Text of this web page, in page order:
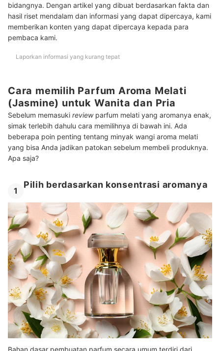
bidangnya. Dengan artikel yang dibuat berdasarkan fakta dan
hasil riset mendalam dan informasi yang dapat dipercaya, kami
memberikan konten yang dapat dipercaya kepada para
pembaca kami.
Laporkan informasi yang kurang tepat
Cara memilih Parfum Aroma Melati
(Jasmine) untuk Wanita dan Pria
Sebelum memasuki review parfum melati yang aromanya enak,
simak terlebih dahulu cara memilihnya di bawah ini. Ada
beberapa poin penting tentang minyak wangi aroma melati
yang bisa Anda jadikan patokan sebelum membeli produknya.
Apa saja?
1
Pilih berdasarkan konsentrasi aromanya